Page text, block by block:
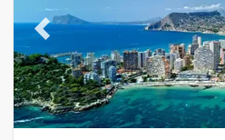
Previous